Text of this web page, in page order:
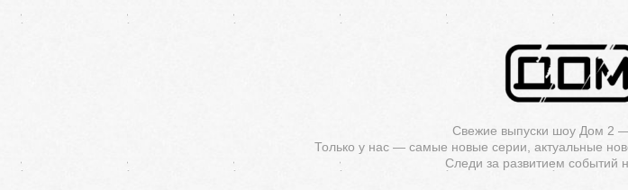
Свежие выпуски шоу Дом 2
Только у нас — самые новые серии, актуальные
Следи за развитием событий